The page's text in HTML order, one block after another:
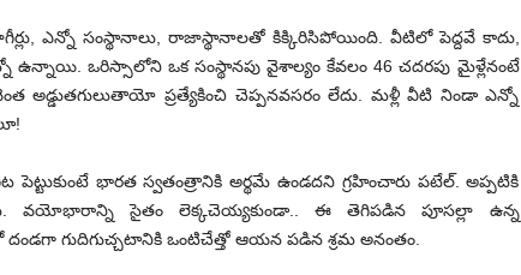
ఎన్నో సంస్థానాలు, రాజాస్థానాలతో కిక్కిరిసిపోయింది. వీటిలో పెద్దవే కాదు,
ఉన్నాయి. ఒరిస్సాలోని ఒక సంస్థానపు వైశాల్యం కేవలం 46 చదరపు మైళ్లేనంటే
అడ్డుతగులుతాయో ప్రత్యేకించి చెప్పనవసరం లేదు. మళ్లీ వీటి నిండా ఎన్నో
భారత స్వతంత్రానికి అర్థమే ఉండదని గ్రహించారు పటేల్‌. అప్పటికి
వయోభారాన్ని సైతం లెక్కచెయ్యకుండా.. ఈ తెగిపడిన పూసల్లా ఉన్న
గుదిగుచ్చటానికి ఒంటిచేత్తో ఆయన పడిన శ్రమ అనంతం.